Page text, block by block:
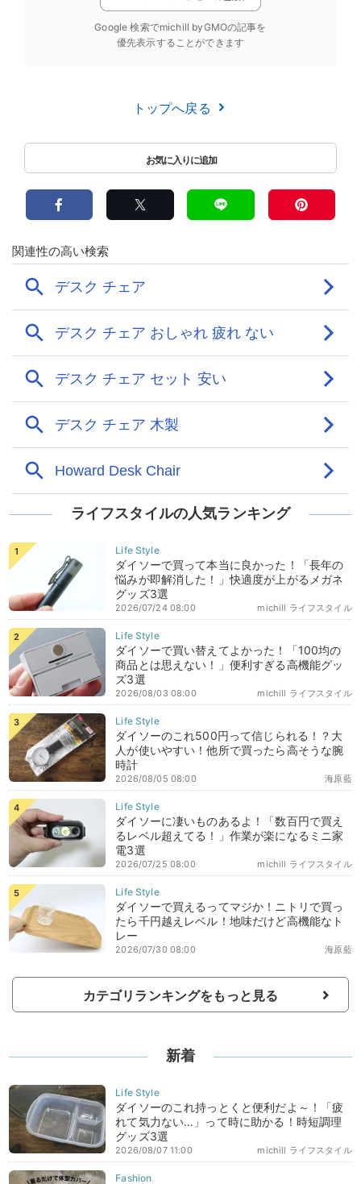
Google 検索でmichill byGMOの記事を
優先表示することができます
トップへ戻る
ライフスタイルの人気ランキング
ダイソーで買って本当に良かった！「長年の
悩みが即解消した！」快適度が上がるメガネ
グッズ3選
michill ライフスタイル
2026/07/24 08:00
ダイソーで買い替えてよかった！「100均の
商品とは思えない！」便利すぎる高機能グッ
ズ3選
michill ライフスタイル
2026/08/03 08:00
ダイソーのこれ500円って信じられる！？大
人が使いやすい！他所で買ったら高そうな腕
時計
海原藍
2026/08/05 08:00
ダイソーに凄いものあるよ！「数百円で買え
るレベル超えてる！」作業が楽になるミニ家
電3選
michill ライフスタイル
2026/07/25 08:00
ダイソーで買えるってマジか！ニトリで買っ
たら千円越えレベル！地味だけど高機能なト
レー
海原藍
2026/07/30 08:00
カテゴリランキングをもっと見る
新着
ダイソーのこれ持っとくと便利だよ～！「疲
れて気力ない…」って時に助かる！時短調理
グッズ3選
michill ライフスタイル
2026/08/07 11:00